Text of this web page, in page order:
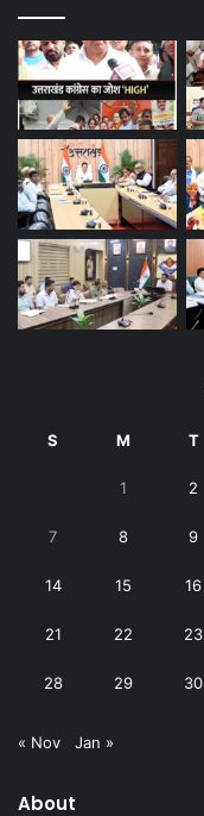
S M T
1 2
7 8 9
14 15 16
21 22 23
28 29 30
« Nov Jan »
About